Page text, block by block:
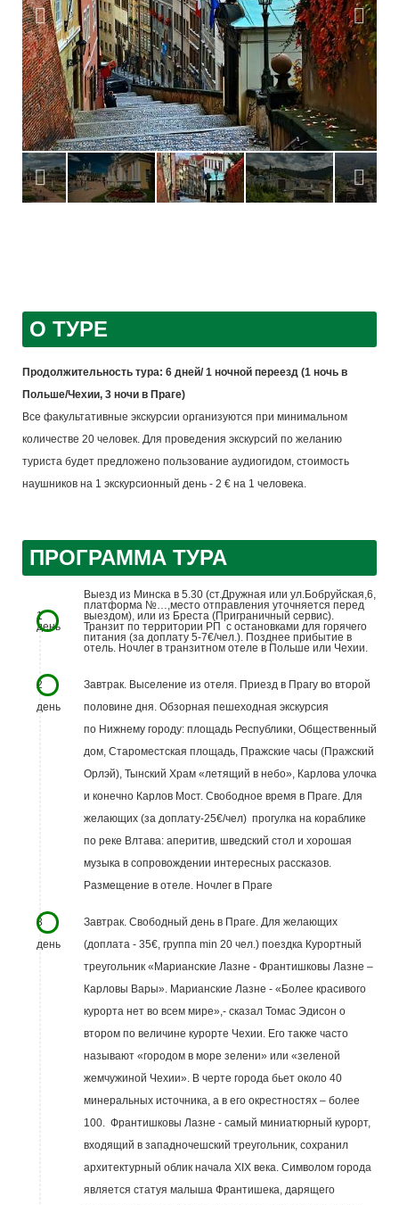
О ТУРЕ
Продолжительность тура: 6 дней/ 1 ночной переезд (1 ночь в
Польше/Чехии, 3 ночи в Праге)
Все факультативные экскурсии организуются при минимальном
количестве 20 человек. Для проведения экскурсий по желанию
туриста будет предложено пользование аудиогидом, стоимость
наушников на 1 экскурсионный день - 2 € на 1 человека.
ПРОГРАММА ТУРА
1
день
Выезд из Минска в 5.30 (ст.Дружная или ул.Бобруйская,6,
платформа №…,место отправления уточняется перед
выездом), или из Бреста (Приграничный сервис).
Транзит по территории РП с остановками для горячего
питания (за доплату 5-7€/чел.). Позднее прибытие в
отель. Ночлег в транзитном отеле в Польше или Чехии.
2
день
Завтрак. Выселение из отеля. Приезд в Прагу во второй
половине дня. Обзорная пешеходная экскурсия
по Нижнему городу: площадь Республики, Общественный
дом, Староместская площадь, Пражские часы (Пражский
Орлэй), Тынский Храм «летящий в небо», Карлова улочка
и конечно Карлов Мост. Свободное время в Праге. Для
желающих (за доплату-25€/чел) прогулка на кораблике
по реке Влтава: аперитив, шведский стол и хорошая
музыка в сопровождении интересных рассказов.
Размещение в отеле. Ночлег в Праге
3
день
Завтрак. Свободный день в Праге. Для желающих
(доплата - 35€, группа min 20 чел.) поездка Курортный
треугольник «Марианские Лазне - Франтишковы Лазне –
Карловы Вары». Марианские Лазне - «Более красивого
курорта нет во всем мире»,- сказал Томас Эдисон о
втором по величине курорте Чехии. Его также часто
называют «городом в море зелени» или «зеленой
жемчужиной Чехии». В черте города бьет около 40
минеральных источника, а в его окрестностях – более
100. Франтишковы Лазне - самый миниатюрный курорт,
входящий в западночешский треугольник, сохранил
архитектурный облик начала XIX века. Символом города
является статуя малыша Франтишека, дарящего